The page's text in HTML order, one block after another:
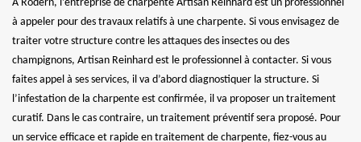
À Rodern, l’entreprise de charpente Artisan Reinhard est un professionnel
à appeler pour des travaux relatifs à une charpente. Si vous envisagez de
traiter votre structure contre les attaques des insectes ou des
champignons, Artisan Reinhard est le professionnel à contacter. Si vous
faites appel à ses services, il va d’abord diagnostiquer la structure. Si
l’infestation de la charpente est confirmée, il va proposer un traitement
curatif. Dans le cas contraire, un traitement préventif sera proposé. Pour
un service efficace et rapide en traitement de charpente, fiez-vous au